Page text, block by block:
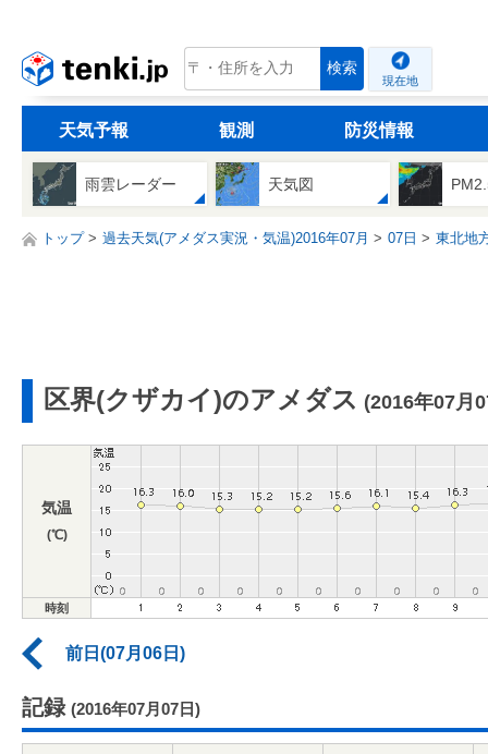
tenki.jp 検索
現在地
天気予報 観測 防災情報
雨雲レーダー 天気図
トップ 過去天気(アメダス実況・気温)2016年07月 07日 東北地
区界(クザカイ)のアメダス (2016年07月
気温
(℃)
時刻
前日(07月06日)
記録 (2016年07月07日)